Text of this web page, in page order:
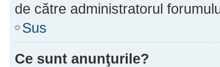
de către administratorul
Sus
Ce sunt anunţurile?